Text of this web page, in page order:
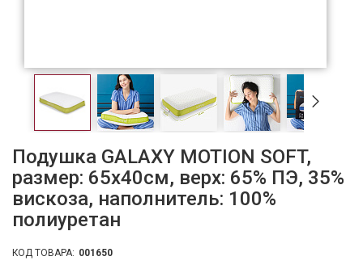
Подушка GALAXY MOTION SOFT,
размер: 65x40см, верх: 65% ПЭ, 35%
вискоза, наполнитель: 100%
полиуретан
КОД ТОВАРА: 001650